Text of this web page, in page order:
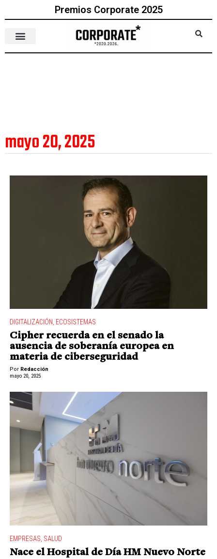
Premios Corporate 2025
mayo 20, 2025
DIGITALIZACIÓN ECOSISTEMAS
Cipher recuerda en el senado la
ausencia de soberanía europea en
materia de ciberseguridad
Por Redacción
mayo 20, 2025
EMPRESAS SALUD
Nace el Hospital de Día HM Nuevo Norte